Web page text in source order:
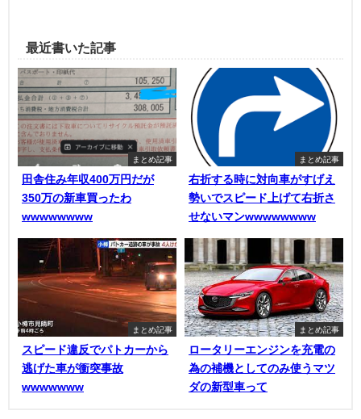
最近書いた記事
まとめ記事
田舎住み年収400万円だが
350万の新車買ったわ
wwwwwwww
まとめ記事
右折する時に対向車がすげえ
勢いでスピード上げて右折さ
せないマンwwwwwwww
まとめ記事
スピード違反でパトカーから
逃げた車が衝突事故
wwwwwww
まとめ記事
ロータリーエンジンを充電の
為の補機としてのみ使うマツ
ダの新型車って